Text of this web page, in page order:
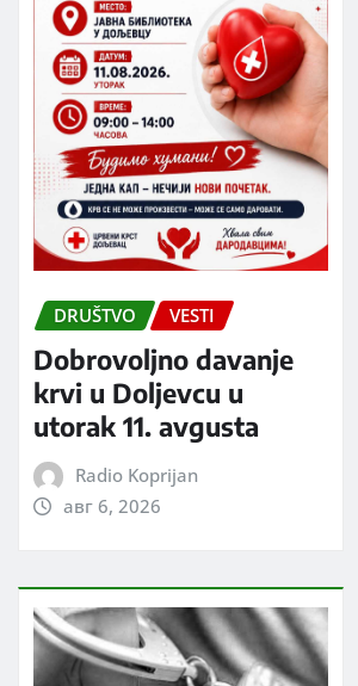
DRUŠTVO VESTI
Dobrovoljno davanje
krvi u Doljevcu u
utorak 11. avgusta
Radio Koprijan
авг 6, 2026